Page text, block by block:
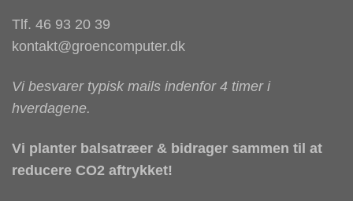
Tlf. 46 93 20 39
kontakt@groencomputer.dk
Vi besvarer typisk mails indenfor 4 timer i
hverdagene.
Vi planter balsatræer & bidrager sammen til at
reducere CO2 aftrykket!